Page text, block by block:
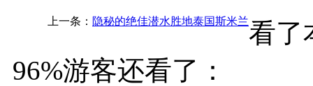
上一条： 隐秘的绝佳潜水胜地泰国斯米兰看了
96%游客还看了：